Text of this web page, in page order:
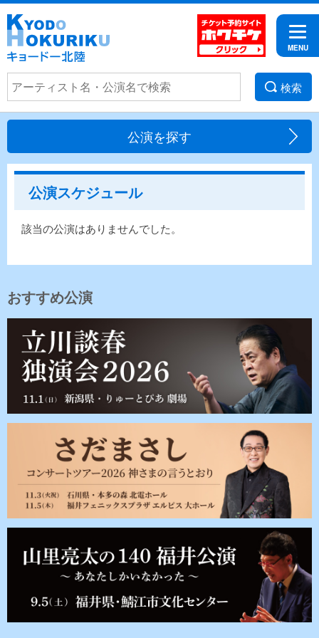
検索
公演を探す
公演スケジュール
該当の公演はありませんでした。
おすすめ公演